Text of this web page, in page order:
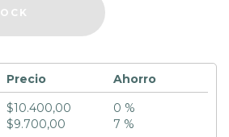
Precio
Ahorro
$10.400,00
0 %
$9.700,00 7 %